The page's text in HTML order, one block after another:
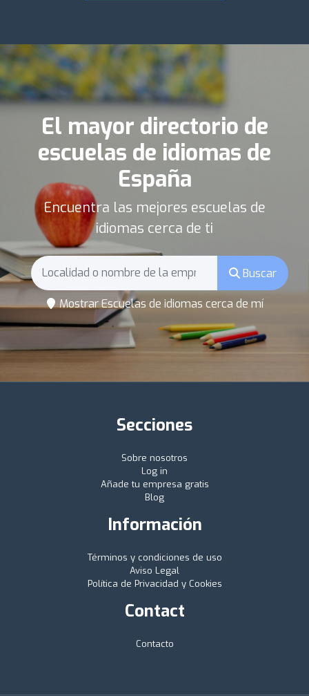
El mayor directorio de
escuelas de idiomas de
España
Encuentra las mejores escuelas de
idiomas cerca de ti
Buscar
Mostrar Escuelas de idiomas cerca de mí
Secciones
Sobre nosotros
Log in
Añade tu empresa gratis
Blog
Información
Términos y condiciones de uso
Aviso Legal
Política de Privacidad y Cookies
Contact
Contacto